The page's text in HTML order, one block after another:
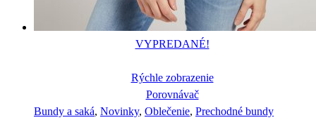
VYPREDANÉ!
Rýchle zobrazenie
Porovnávač
Bundy a saká, Novinky, Oblečenie, Prechodné bundy